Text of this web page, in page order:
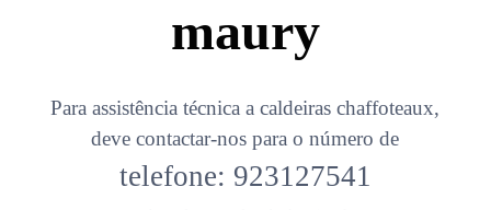
maury
Para assistência técnica a caldeiras chaffoteaux,
deve contactar-nos para o número de
telefone: 923127541